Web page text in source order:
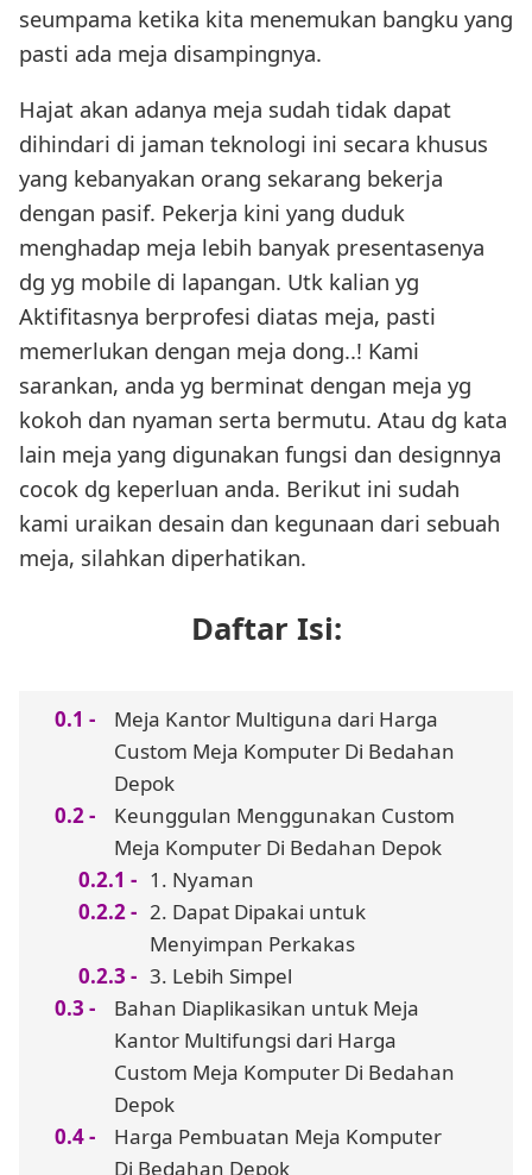
seumpama ketika kita menemukan bangku yang
pasti ada meja disampingnya.
Hajat akan adanya meja sudah tidak dapat
dihindari di jaman teknologi ini secara khusus
yang kebanyakan orang sekarang bekerja
dengan pasif. Pekerja kini yang duduk
menghadap meja lebih banyak presentasenya
dg yg mobile di lapangan. Utk kalian yg
Aktifitasnya berprofesi diatas meja, pasti
memerlukan dengan meja dong..! Kami
sarankan, anda yg berminat dengan meja yg
kokoh dan nyaman serta bermutu. Atau dg kata
lain meja yang digunakan fungsi dan designnya
cocok dg keperluan anda. Berikut ini sudah
kami uraikan desain dan kegunaan dari sebuah
meja, silahkan diperhatikan.
Daftar Isi:
Meja Kantor Multiguna dari Harga
Custom Meja Komputer Di Bedahan
Depok
Keunggulan Menggunakan Custom
Meja Komputer Di Bedahan Depok
1. Nyaman
2. Dapat Dipakai untuk
Menyimpan Perkakas
3. Lebih Simpel
Bahan Diaplikasikan untuk Meja
Kantor Multifungsi dari Harga
Custom Meja Komputer Di Bedahan
Depok
Harga Pembuatan Meja Komputer
Di Bedahan Depok